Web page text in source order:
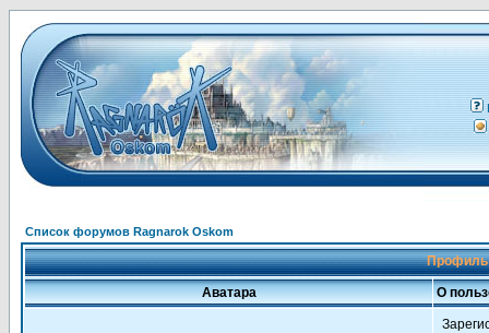
Список форумов Ragnarok Oskom
Профиль
Аватара О